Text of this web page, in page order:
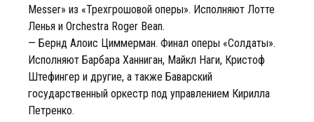
Messer» из «Трехгрошовой оперы». Исполняют Лотте
Ленья и Orchestra Roger Bean.
— Бернд Алоис Циммерман. Финал оперы «Солдаты».
Исполняют Барбара Ханниган, Майкл Наги, Кристоф
Штефингер и другие, а также Баварский
государственный оркестр под управлением Кирилла
Петренко.